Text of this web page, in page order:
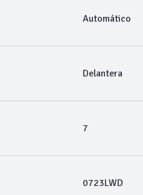
Automático
Delantera
7
0723LWD